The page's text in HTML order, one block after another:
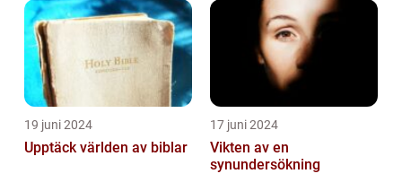
19 juni 2024
Upptäck världen av biblar
17 juni 2024
Vikten av en
synundersökning